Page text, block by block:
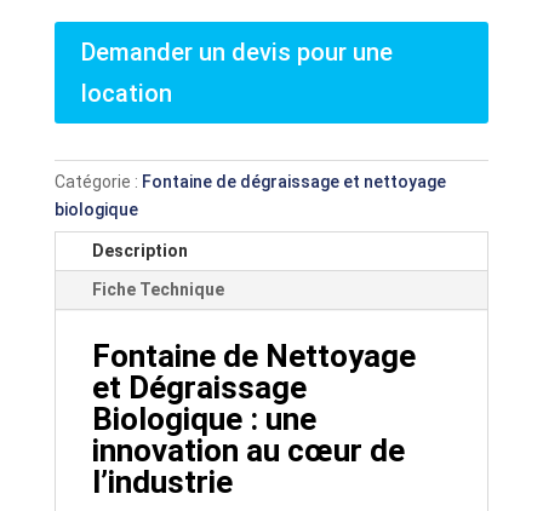
Demander un devis pour une
location
Catégorie : Fontaine de dégraissage et nettoyage
biologique
Description
Fiche Technique
Fontaine de Nettoyage
et Dégraissage
Biologique : une
innovation au cœur de
l’industrie